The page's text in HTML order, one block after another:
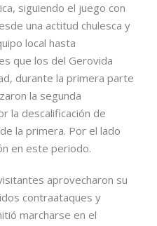
siguiendo el juego con
una actitud chulesca y
local hasta
que los del Gerovida
durante la primera parte
la segunda
la descalificación de
la primera. Por el lado
en este periodo.
aprovecharon su
contraataques y
marcharse en el